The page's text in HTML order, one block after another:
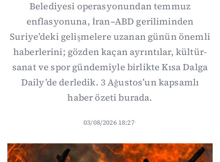
Belediyesi operasyonundan temmuz
enflasyonuna, İran–ABD geriliminden
Suriye’deki gelişmelere uzanan günün önemli
haberlerini; gözden kaçan ayrıntılar, kültür-
sanat ve spor gündemiyle birlikte Kısa Dalga
Daily’de derledik. 3 Ağustos’un kapsamlı
haber özeti burada.
03/08/2026 18:27·